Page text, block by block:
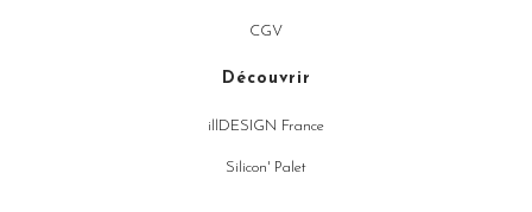
CGV
Découvrir
illDESIGN France
Silicon' Palet